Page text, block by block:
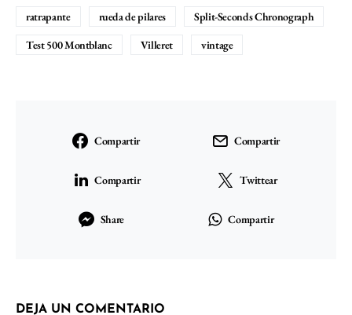
ratrapante
rueda de pilares
Split-Seconds Chronograph
Test 500 Montblanc
Villeret vintage
Compartir Compartir
Compartir Twittear
Share Compartir
DEJA UN COMENTARIO